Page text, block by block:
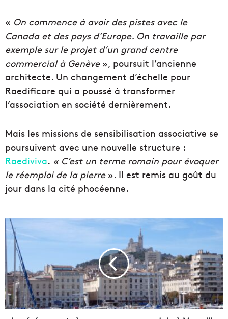
« On commence à avoir des pistes avec le
Canada et des pays d’Europe. On travaille par
exemple sur le projet d’un grand centre
commercial à Genève», poursuit l’ancienne
architecte. Un changement d’échelle pour
Raedificare qui a poussé à transformer
l’association en société dernièrement.
Mais les missions de sensibilisation associative se
poursuivent avec une nouvelle structure :
Raediviva. « C’est un terme romain pour évoquer
le réemploi de la pierre». Il est remis au goût du
jour dans la cité phocéenne.
e
s
v
é
n
e
m